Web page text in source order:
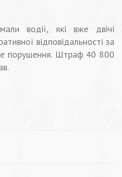
водії, які вже двічі
відповідальності за
порушення. Штраф 40 800